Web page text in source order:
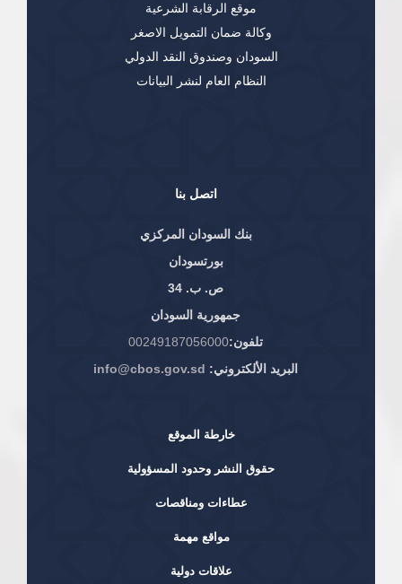
اتصل بنا
بنك السودان المركزي
بورتسودان
ص. ب. 34
جمهورية السودان
تلفون:00249187056000
البريد الألكتروني: info@cbos.gov.sd
موقع الرقابة الشرعية
وكالة ضمان التمويل الاصغر
السودان وصندوق النقد الدولي
النظام العام لنشر البيانات
خارطة الموقع
حقوق النشر وحدود المسؤولية
عطاءات ومناقصات
مواقع مهمة
علاقات دولية